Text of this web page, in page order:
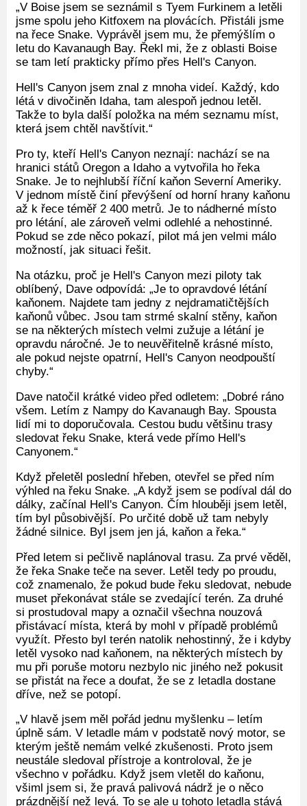
„V Boise jsem se seznámil s Tyem Furkinem a letěli
jsme spolu jeho Kitfoxem na plovácích. Přistáli jsme
na řece Snake. Vyprávěl jsem mu, že přemýšlím o
letu do Kavanaugh Bay. Řekl mi, že z oblasti Boise
se tam letí prakticky přímo přes Hell's Canyon.
Hell's Canyon jsem znal z mnoha videí. Každý, kdo
létá v divočiněn Idaha, tam alespoň jednou letěl.
Takže to byla další položka na mém seznamu míst,
která jsem chtěl navštívit.“
Pro ty, kteří Hell's Canyon neznají: nachází se na
hranici států Oregon a Idaho a vytvořila ho řeka
Snake. Je to nejhlubší říční kaňon Severní Ameriky.
V jednom místě činí převýšení od horní hrany kaňonu
až k řece téměř 2 400 metrů. Je to nádherné místo
pro létání, ale zároveň velmi odlehlé a nehostinné.
Pokud se zde něco pokazí, pilot má jen velmi málo
možností, jak situaci řešit.
Na otázku, proč je Hell's Canyon mezi piloty tak
oblíbený, Dave odpovídá: „Je to opravdové létání
kaňonem. Najdete tam jedny z nejdramatičtějších
kaňonů vůbec. Jsou tam strmé skalní stěny, kaňon
se na některých místech velmi zužuje a létání je
opravdu náročné. Je to neuvěřitelně krásné místo,
ale pokud nejste opatrní, Hell's Canyon neodpouští
chyby.“
Dave natočil krátké video před odletem: „Dobré ráno
všem. Letím z Nampy do Kavanaugh Bay. Spousta
lidí mi to doporučovala. Cestou budu většinu trasy
sledovat řeku Snake, která vede přímo Hell's
Canyonem.“
Když přeletěl poslední hřeben, otevřel se před ním
výhled na řeku Snake. „A když jsem se podíval dál do
dálky, začínal Hell's Canyon. Čím hlouběji jsem letěl,
tím byl působivější. Po určité době už tam nebyly
žádné silnice. Byl jsem jen já, kaňon a řeka.“
Před letem si pečlivě naplánoval trasu. Za prvé věděl,
že řeka Snake teče na sever. Letěl tedy po proudu,
což znamenalo, že pokud bude řeku sledovat, nebude
muset překonávat stále se zvedající terén. Za druhé
si prostudoval mapy a označil všechna nouzová
přistávací místa, která by mohl v případě problémů
využít. Přesto byl terén natolik nehostinný, že i kdyby
letěl vysoko nad kaňonem, na některých místech by
mu při poruše motoru nezbylo nic jiného než pokusit
se přistát na řece a doufat, že se z letadla dostane
dříve, než se potopí.
„V hlavě jsem měl pořád jednu myšlenku – letím
úplně sám. V letadle mám v podstatě nový motor, se
kterým ještě nemám velké zkušenosti. Proto jsem
neustále sledoval přístroje a kontroloval, že je
všechno v pořádku. Když jsem vletěl do kaňonu,
všiml jsem si, že pravá palivová nádrž je o něco
prázdnější než levá. To se ale u tohoto letadla stává